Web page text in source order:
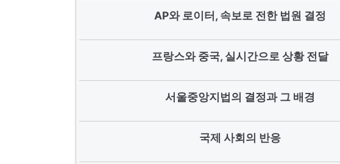
AP와 로이터, 속보로 전한 법원 결정
프랑스와 중국, 실시간으로 상황 전달
서울중앙지법의 결정과 그 배경
국제 사회의 반응